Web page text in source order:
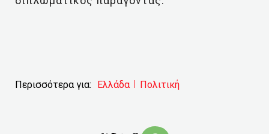
Περισσότερα για: Ελλάδα Πολιτική